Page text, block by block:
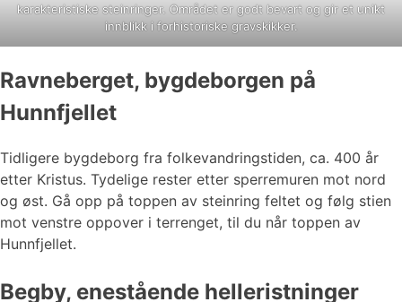
karakteristiske steinringer. Området er godt bevart og gir et unikt
innblikk i forhistoriske gravskikker.
Ravneberget, bygdeborgen på
Hunnfjellet
Tidligere bygdeborg fra folkevandringstiden, ca. 400 år
etter Kristus. Tydelige rester etter sperremuren mot nord
og øst. Gå opp på toppen av steinring feltet og følg stien
mot venstre oppover i terrenget, til du når toppen av
Hunnfjellet.
Begby, enestående helleristninger